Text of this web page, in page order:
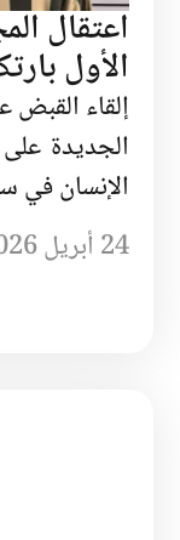
اعتقال
الأول
إلقاء
الجديدة
الإنسان في
24 أبريل 2026